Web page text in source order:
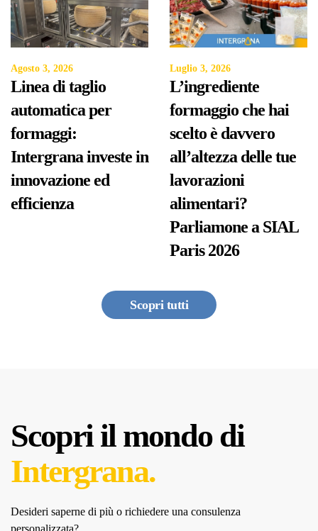
Agosto 3, 2026
Linea di taglio
automatica per
formaggi:
Intergrana investe in
innovazione ed
efficienza
Luglio 3, 2026
L’ingrediente
formaggio che hai
scelto è davvero
all’altezza delle tue
lavorazioni
alimentari?
Parliamone a SIAL
Paris 2026
Scopri tutti
Scopri il mondo di
Intergrana.
Desideri saperne di più o richiedere una consulenza